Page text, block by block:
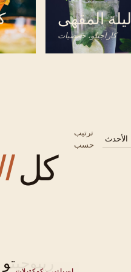
ليلة المقهى
كاراجيلو، حمضيات
كل
ترتيب
حسب
ريبوجيتو